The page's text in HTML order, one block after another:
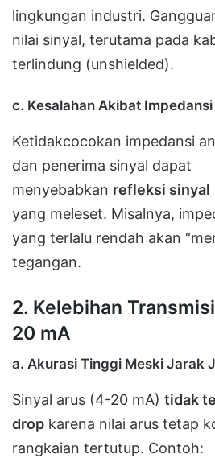
lingkungan industri.
nilai sinyal, terutama pada
terlindung (unshielded).
c. Kesalahan Akibat
Ketidakcocokan impedansi
dan penerima sinyal dapat
menyebabkan refleksi sinyal
yang meleset. Misalnya,
yang terlalu rendah akan
tegangan.
2. Kelebihan
20 mA
a. Akurasi Tinggi Meski Jarak
Sinyal arus (4-20 mA) tidak
drop karena nilai arus tetap
rangkaian tertutup. Contoh: